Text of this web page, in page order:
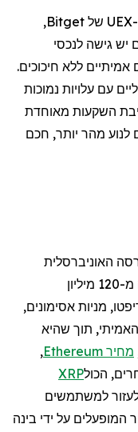
המעבר ל-BSC מסמן צעד נוסף בחזון ה-UEX של Bitget,
גישה לנכסי
אמיתיים ללא חיכוכים.
עם עלויות נמוכות
השקעות מאוחדת
לנוע מהר יותר, חכם
הבורסה האוניברסלית
מיליון
מניות אסימונים,
תוך שהיא
מחיר Ethereum
,
XRPהכול
למשתמשים
על ידי בינה